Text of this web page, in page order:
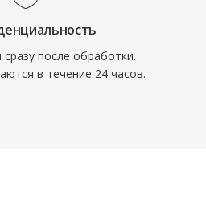
сразу после обработки.
в течение 24 часов.